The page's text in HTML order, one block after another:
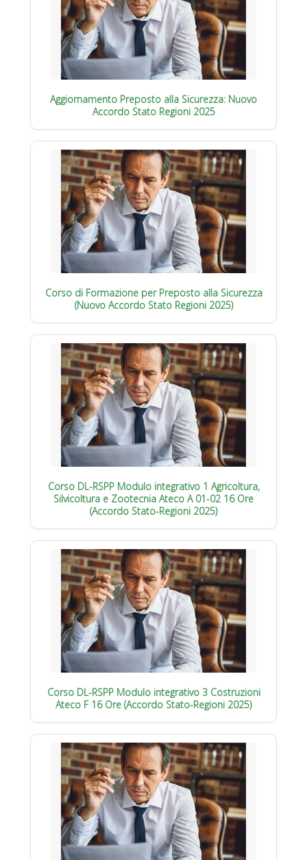
Aggiornamento Preposto alla Sicurezza: Nuovo
Accordo Stato Regioni 2025
Corso di Formazione per Preposto alla Sicurezza
(Nuovo Accordo Stato Regioni 2025)
Corso DL-RSPP Modulo integrativo 1 Agricoltura,
Silvicoltura e Zootecnia Ateco A 01-02 16 Ore
(Accordo Stato-Regioni 2025)
Corso DL-RSPP Modulo integrativo 3 Costruzioni
Ateco F 16 Ore (Accordo Stato-Regioni 2025)